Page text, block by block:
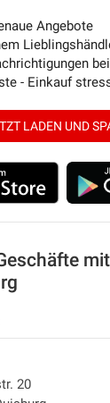
Angebote
- Einkauf
LADEN UND
20